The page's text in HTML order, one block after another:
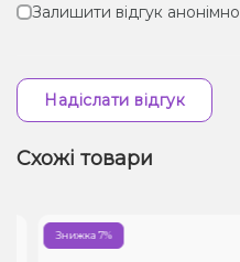
Залишити відгук анонімно
Надіслати відгук
Схожі товари
Знижка 7%